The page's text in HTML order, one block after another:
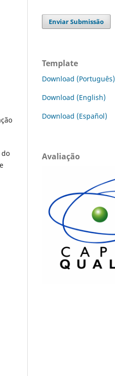
Enviar Submissão
Template
Download (Português)
Download (English)
Download (Español)
Avaliação